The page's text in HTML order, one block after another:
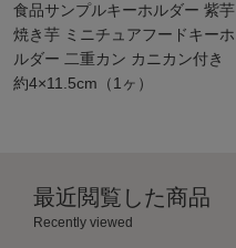
食品サンプルキーホルダー 紫芋
焼き芋 ミニチュアフードキーホ
ルダー 二重カン カニカン付き
約4×11.5cm（1ヶ）
最近閲覧した商品
Recently viewed